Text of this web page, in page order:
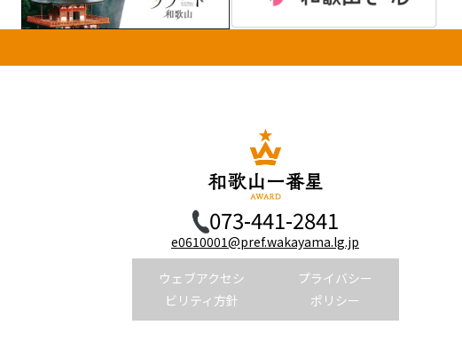
073-441-2841
e0610001@pref.wakayama.lg.jp
ウェブアクセシ
ビリティ方針
プライバシー
ポリシー